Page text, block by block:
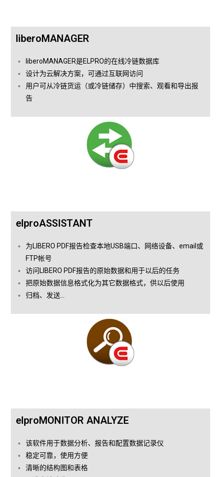
liberoMANAGER
liberoMANAGER是ELPRO的在线冷链数据库
设计为云解决方案，可通过互联网访问
用户可从冷链货运（或冷链储存）中搜索、观看和导出报
告
elproASSISTANT
为LIBERO PDF报告检查本地USB端口、网络设备、email或
FTP帐号
访问LIBERO PDF报告的原始数据和用于以后的任务
把原始数据信息格式化为其它数据格式，供以后使用
归档、发送…
elproMONITOR ANALYZE
该软件用于数据分析、报告和配置数据记录仪
稳定可靠，使用方便
清晰的结构图和表格